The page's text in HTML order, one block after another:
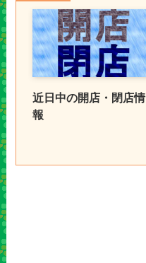
近日中の開店・閉店情
報